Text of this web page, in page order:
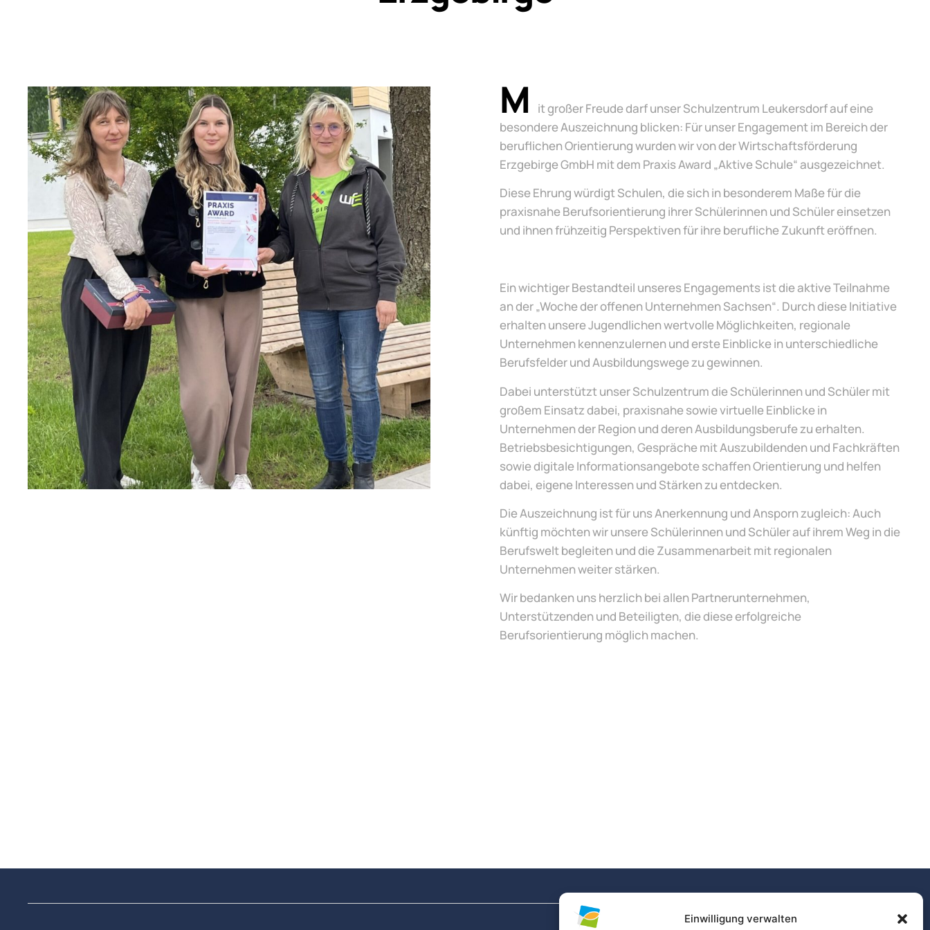
Einwilligung verwalten
M
it großer Freude darf unser Schulzentrum Leukersdorf auf eine
besondere Auszeichnung blicken: Für unser Engagement im Bereich der
beruflichen Orientierung wurden wir von der Wirtschaftsförderung
Erzgebirge GmbH mit dem Praxis Award „Aktive Schule“ ausgezeichnet.
Diese Ehrung würdigt Schulen, die sich in besonderem Maße für die
praxisnahe Berufsorientierung ihrer Schülerinnen und Schüler einsetzen
und ihnen frühzeitig Perspektiven für ihre berufliche Zukunft eröffnen.
Ein wichtiger Bestandteil unseres Engagements ist die aktive Teilnahme
an der „Woche der offenen Unternehmen Sachsen“. Durch diese Initiative
erhalten unsere Jugendlichen wertvolle Möglichkeiten, regionale
Unternehmen kennenzulernen und erste Einblicke in unterschiedliche
Berufsfelder und Ausbildungswege zu gewinnen.
Dabei unterstützt unser Schulzentrum die Schülerinnen und Schüler mit
großem Einsatz dabei, praxisnahe sowie virtuelle Einblicke in
Unternehmen der Region und deren Ausbildungsberufe zu erhalten.
Betriebsbesichtigungen, Gespräche mit Auszubildenden und Fachkräften
sowie digitale Informationsangebote schaffen Orientierung und helfen
dabei, eigene Interessen und Stärken zu entdecken.
Die Auszeichnung ist für uns Anerkennung und Ansporn zugleich: Auch
künftig möchten wir unsere Schülerinnen und Schüler auf ihrem Weg in die
Berufswelt begleiten und die Zusammenarbeit mit regionalen
Unternehmen weiter stärken.
Wir bedanken uns herzlich bei allen Partnerunternehmen,
Unterstützenden und Beteiligten, die diese erfolgreiche
Berufsorientierung möglich machen.